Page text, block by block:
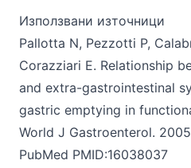
Използвани източници
Pallotta N, Pezzotti P,
Corazziari E. Relationship
and extra-gastrointestinal
gastric emptying in
World J Gastroenterol.
PubMed PMID:16038037